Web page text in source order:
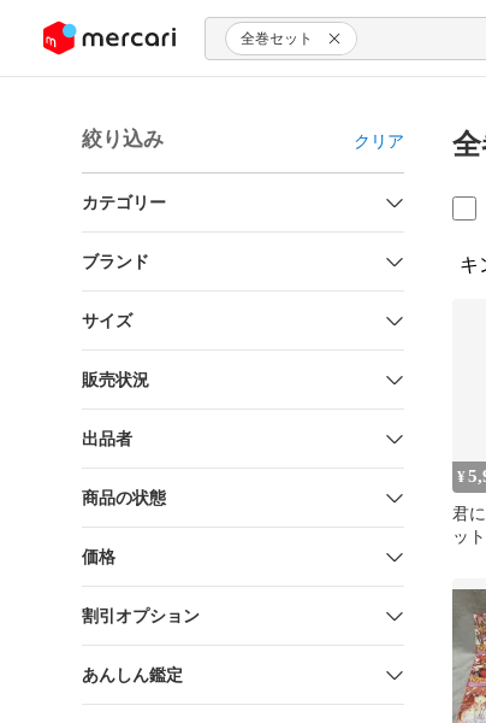
ツにスキップ 全巻セット
絞り込み クリア
カテゴリー
ブランド
サイズ
販売状況
出品者
商品の状態
価格
割引オプション
あんしん鑑定
キ
¥
君
ット